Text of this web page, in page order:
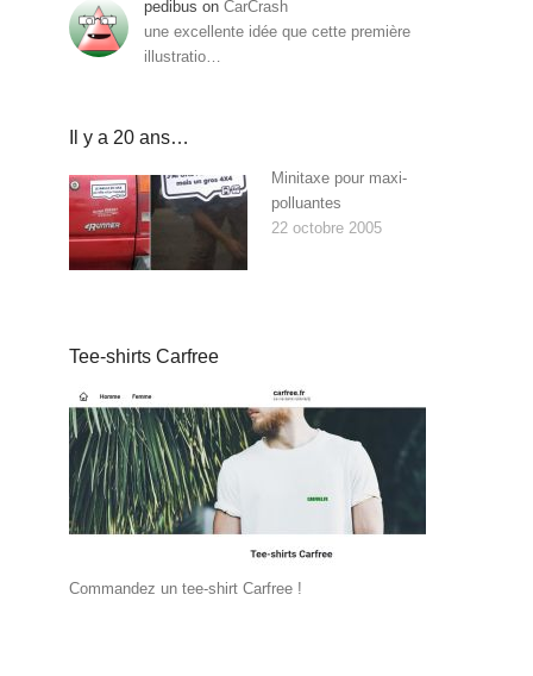
pedibus on CarCrash
une excellente idée que cette première
illustratio…
Il y a 20 ans…
Minitaxe pour maxi-
polluantes
22 octobre 2005
Tee-shirts Carfree
Commandez un tee-shirt Carfree !